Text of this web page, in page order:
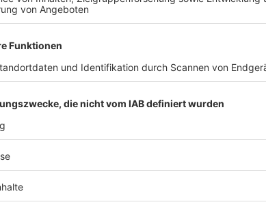
- -
- - - -
Neukenroth 3
1/